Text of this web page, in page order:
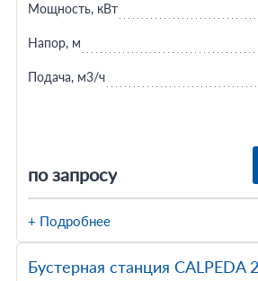
по запросу
Мощность, кВт
Напор, м
Подача, м3/ч
+ Подробнее
Бустерная станция CALPEDA